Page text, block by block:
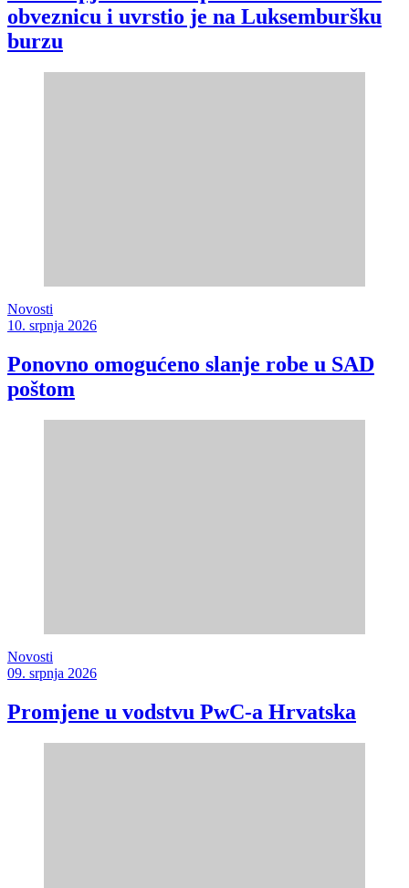
obveznicu i uvrstio je na Luksemburšku
burzu
Novosti
10. srpnja 2026
Ponovno omogućeno slanje robe u SAD
poštom
Novosti
09. srpnja 2026
Promjene u vodstvu PwC-a Hrvatska